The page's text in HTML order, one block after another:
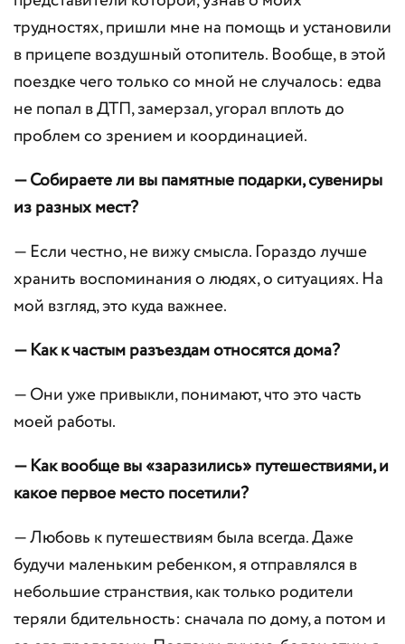
трудностях, пришли мне на помощь и установили
в прицепе воздушный отопитель. Вообще, в этой
поездке чего только со мной не случалось: едва
не попал в ДТП, замерзал, угорал вплоть до
проблем со зрением и координацией.
— Собираете ли вы памятные подарки, сувениры
из разных мест?
— Если честно, не вижу смысла. Гораздо лучше
хранить воспоминания о людях, о ситуациях. На
мой взгляд, это куда важнее.
— Как к частым разъездам относятся дома?
— Они уже привыкли, понимают, что это часть
моей работы.
— Как вообще вы «заразились» путешествиями, и
какое первое место посетили?
— Любовь к путешествиям была всегда. Даже
будучи маленьким ребенком, я отправлялся в
небольшие странствия, как только родители
теряли бдительность: сначала по дому, а потом и